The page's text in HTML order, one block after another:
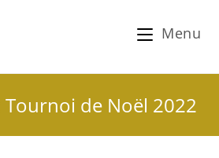
Menu
Tournoi de Noël 2022